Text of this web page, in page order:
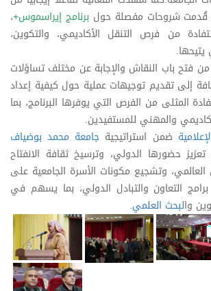
قُدمت شروحات مفصلة حول برنامج إيراسموس+،
من فرص التنقل الأكاديمي، والتكوين،
يتيحها.
فتح باب النقاش والإجابة عن مختلف تساؤلات
إلى تقديم توجيهات عملية حول كيفية إعداد
المثلى من الفرص التي يوفرها البرنامج، بما
والمهني للمستفيدين.
ضمن استراتيجية جامعة محمد بوضياف
تعزيز حضورها الدولي، وترسيخ ثقافة الانفتاح
وتشجيع مكونات الأسرة الجامعية على
التعاون والتبادل الدولي، بما يسهم في
والبحث العلمي.